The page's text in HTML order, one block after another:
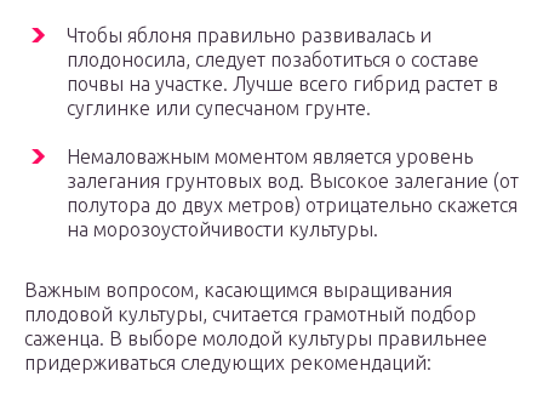
Чтобы яблоня правильно развивалась и
плодоносила, следует позаботиться о составе
почвы на участке. Лучше всего гибрид растет в
суглинке или супесчаном грунте.
Немаловажным моментом является уровень
залегания грунтовых вод. Высокое залегание (от
полутора до двух метров) отрицательно скажется
на морозоустойчивости культуры.
Важным вопросом, касающимся выращивания
плодовой культуры, считается грамотный подбор
саженца. В выборе молодой культуры правильнее
придерживаться следующих рекомендаций: